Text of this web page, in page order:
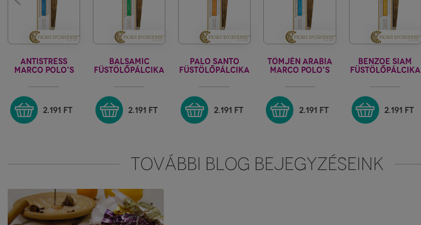
ANTISTRESS
MARCO POLO'S
2.191 FT
BALSAMIC
FÜSTÖLŐPÁLCIKA
TREASURE
2.191 FT
PALO SANTO
FÜSTÖLŐPÁLCIKA
TREASURE
2.191 FT
TÖMJÉN ARABIA
MARCO POLO'S
2.191 FT
BENZOE SIAM
FÜSTÖLŐPÁLCIKA
TREASURE
2.191 FT
TOVÁBBI BLOG BEJEGYZÉSEINK